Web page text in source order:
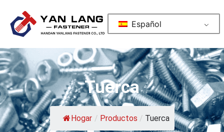
Español
Tuerca
Hogar / Productos / Tuerca